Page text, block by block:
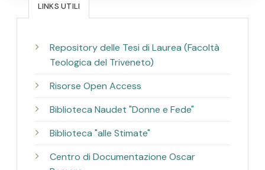
LINKS UTILI
Repository delle Tesi di Laurea (Facoltà
Teologica del Triveneto)
Risorse Open Access
Biblioteca Naudet "Donne e Fede"
Biblioteca "alle Stimate"
Centro di Documentazione Oscar